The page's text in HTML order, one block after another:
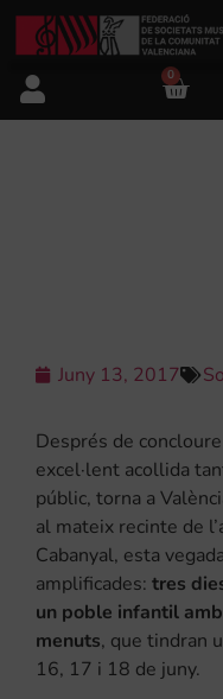
FSMCV
Tenda
0
Juny 13, 2017
Després de
excel·lent acollida
públic, torna a
al mateix recinte de
Cabanyal, esta
amplificades: tres
un poble infantil
menuts, que tindran
16, 17 i 18 de juny.